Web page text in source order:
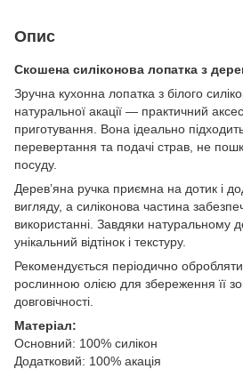
Опис
Скошена силіконова лопатка з
Зручна кухонна лопатка з білого
натуральної акації — практичний
приготування. Вона ідеально
перевертання та подачі страв, не
посуду.
Дерев’яна ручка приємна на дотик і
вигляду, а силіконова частина
використанні. Завдяки натуральному
унікальний відтінок і текстуру.
Рекомендується періодично
рослинною олією для збереження її
довговічності.
Матеріал:
Основний: 100% силікон
Додатковий: 100% акація